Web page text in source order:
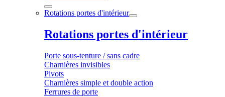
Rotations portes d'intérieur
Rotations portes d'intérieur
Porte sous-tenture / sans cadre
Charnières invisibles
Pivots
Charnières simple et double action
Ferrures de porte